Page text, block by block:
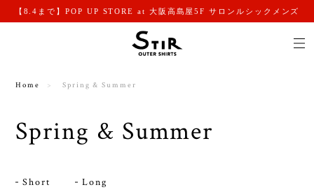
【8.4まで】POP UP STORE at 大阪高島屋5F サロンルシックメンズ
Home Spring & Summer
Spring & Summer
Short Long